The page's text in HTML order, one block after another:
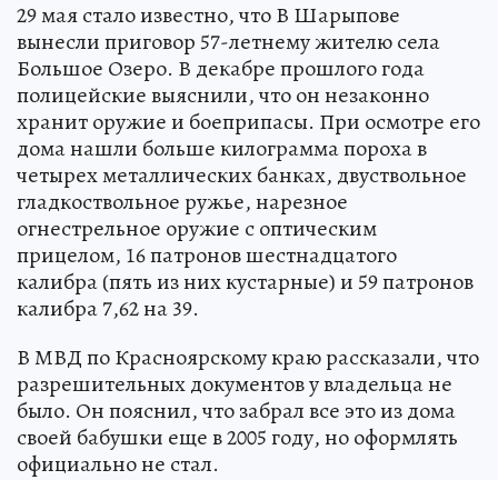
29 мая стало известно, что В Шарыпове
вынесли приговор 57-летнему жителю села
Большое Озеро. В декабре прошлого года
полицейские выяснили, что он незаконно
хранит оружие и боеприпасы. При осмотре его
дома нашли больше килограмма пороха в
четырех металлических банках, двуствольное
гладкоствольное ружье, нарезное
огнестрельное оружие с оптическим
прицелом, 16 патронов шестнадцатого
калибра (пять из них кустарные) и 59 патронов
калибра 7,62 на 39.
В МВД по Красноярскому краю рассказали, что
разрешительных документов у владельца не
было. Он пояснил, что забрал все это из дома
своей бабушки еще в 2005 году, но оформлять
официально не стал.